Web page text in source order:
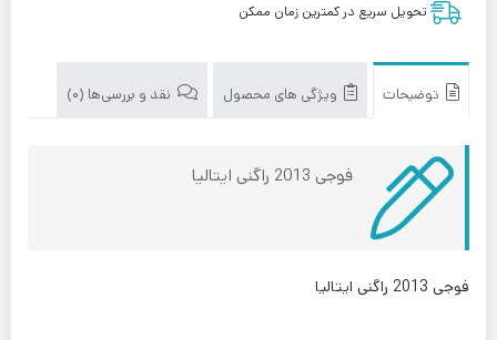
تحویل سریع در کمترین زمان ممکن
توضیحات ویژگی های محصول نقد و بررسی‌ها (0)
فوجی 2013 راگنی ایتالیا
فوجی 2013 راگنی ایتالیا